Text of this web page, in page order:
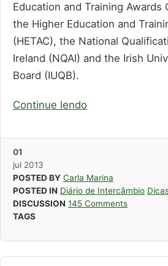
Education and Training Awards
the Higher Education and
(HETAC), the National
Ireland (NQAI) and the Irish
Board (IUQB).
Continue lendo
01
jul 2013
POSTED BY Carla Marina
POSTED IN Diário de Intercâmbio
DISCUSSION 145 Comments
TAGS